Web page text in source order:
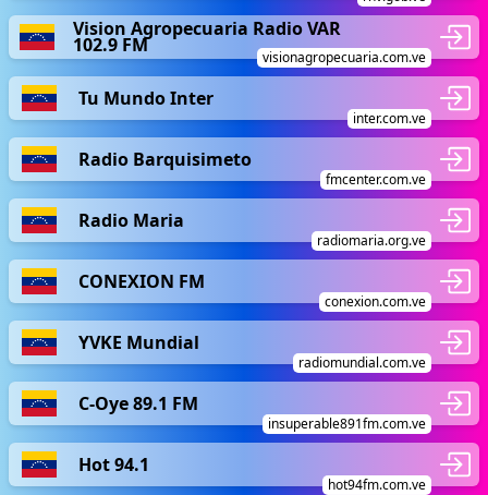
Vision Agropecuaria Radio VAR
102.9 FM
visionagropecuaria.com.ve
Tu Mundo Inter
inter.com.ve
Radio Barquisimeto
fmcenter.com.ve
Radio Maria
radiomaria.org.ve
CONEXION FM
conexion.com.ve
YVKE Mundial
radiomundial.com.ve
C-Oye 89.1 FM
insuperable891fm.com.ve
Hot 94.1
hot94fm.com.ve